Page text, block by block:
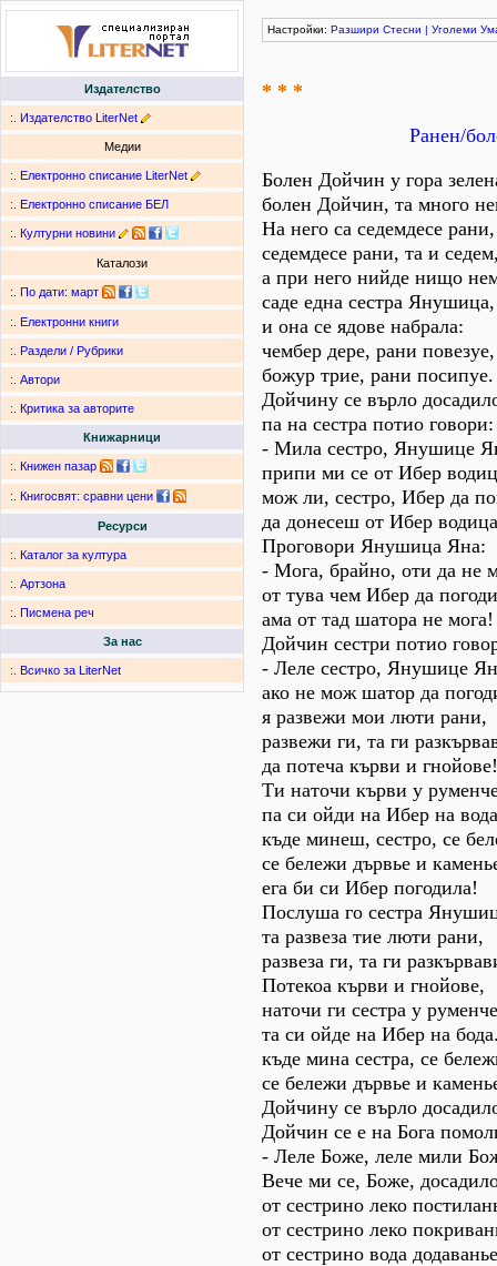
Издателство
:. Издателство LiterNet
Медии
:. Електронно списание LiterNet
:. Електронно списание БЕЛ
:. Културни новини
Каталози
:. По дати: март
:. Електронни книги
:. Раздели / Рубрики
:. Автори
:. Критика за авторите
Книжарници
:. Книжен пазар
:. Книгосвят: сравни цени
Ресурси
:. Каталог за култура
:. Артзона
:. Писмена реч
За нас
:. Всичко за LiterNet
Настройки: Разшири Стесни | Уголеми
* * *
Ранен/
Болен Дойчин у гора
болен Дойчин, та много
На него са седемдесе рани,
седемдесе рани, та и
а при него нийде нищо
саде една сестра Янушица,
и она се ядове набрала:
чембер дере, рани повезуе,
божур трие, рани посипуе.
Дойчину се върло
па на сестра потио говори:
- Мила сестро, Янушице
припи ми се от Ибер
мож ли, сестро, Ибер да
да донесеш от Ибер
Проговори Янушица Яна:
- Мога, брайно, оти да не
от тува чем Ибер да
ама от тад шатора не мога!
Дойчин сестри потио
- Леле сестро, Янушице
ако не мож шатор да
я развежи мои люти рани,
развежи ги, та ги
да потеча кърви и гнойове!
Ти наточи кърви у
па си ойди на Ибер на
къде минеш, сестро, се
се бележи дървье и
ега би си Ибер погодила!
Послуша го сестра
та развеза тие люти рани,
развеза ги, та ги
Потекоа кърви и гнойове,
наточи ги сестра у
та си ойде на Ибер на
къде мина сестра, се
се бележи дървье и
Дойчину се върло
Дойчин се е на Бога
- Леле Боже, леле мили
Вече ми се, Боже,
от сестрино леко
от сестрино леко
от сестрино вода